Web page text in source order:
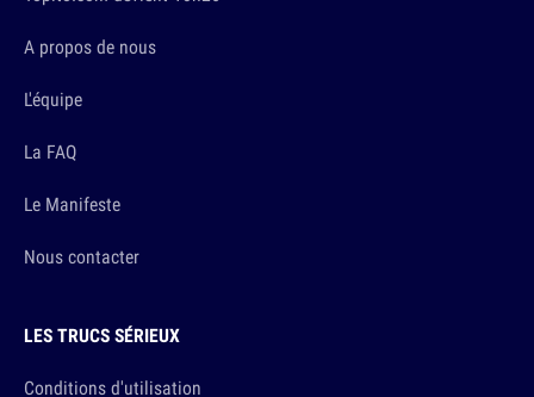
A propos de nous
L'équipe
La FAQ
Le Manifeste
Nous contacter
LES TRUCS SÉRIEUX
Conditions d'utilisation